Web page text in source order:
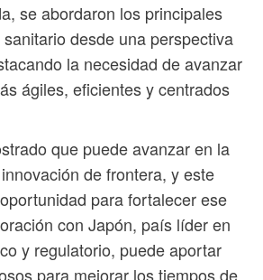
se abordaron los principales
desde una perspectiva
la necesidad de avanzar
ágiles, eficientes y centrados
que puede avanzar en la
de frontera, y este
para fortalecer ese
con Japón, país líder en
y regulatorio, puede aportar
para mejorar los tiempos de